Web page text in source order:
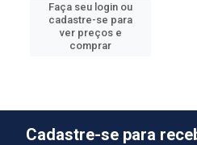
Faça seu login ou
cadastre-se para
ver preços e
comprar
Cadastre-se para